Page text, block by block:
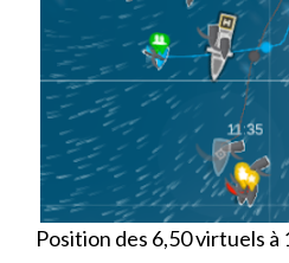
Position des 6,50 virtuels